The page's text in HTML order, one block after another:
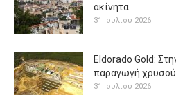
ακίνητα
31 Ιουλίου 2026
Eldorado Gold:
παραγωγή χρυσού
31 Ιουλίου 2026